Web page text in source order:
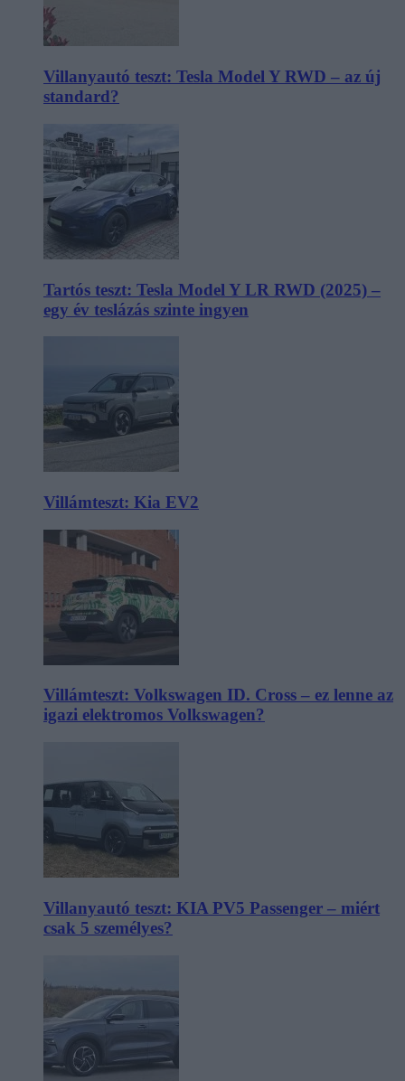
Villanyautó teszt: Tesla Model Y RWD – az új
standard?
Tartós teszt: Tesla Model Y LR RWD (2025) –
egy év teslázás szinte ingyen
Villámteszt: Kia EV2
Villámteszt: Volkswagen ID. Cross – ez lenne az
igazi elektromos Volkswagen?
Villanyautó teszt: KIA PV5 Passenger – miért
csak 5 személyes?